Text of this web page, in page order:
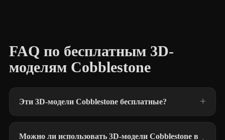
FAQ по бесплатным 3D-
моделям Cobblestone
Эти 3D-модели Cobblestone бесплатные?
Можно ли использовать 3D-модели Cobblestone в